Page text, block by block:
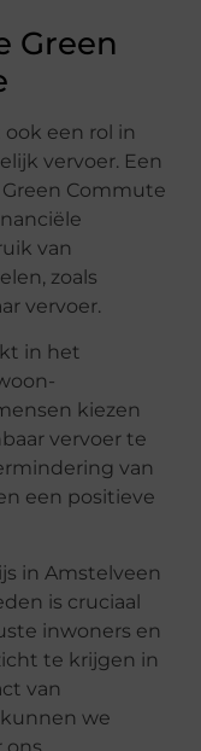
Green
een rol in
vervoer. Een
Commute
van
zoals
vervoer.
in het
kiezen
vervoer te
van
een positieve
in Amstelveen
is cruciaal
inwoners en
te krijgen in
van
we
ons